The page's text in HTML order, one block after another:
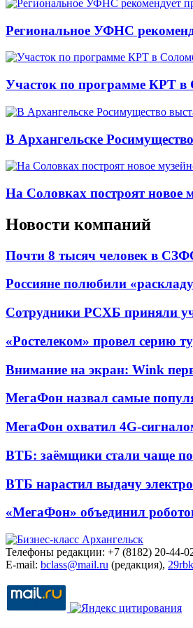
Региональное УФНС
Участок по программе КРТ в
В Архангельске
На Соловках построят новое
Новости компаний
Почти 8 тысяч человек в
Россияне полюбили
Сотрудники РСХБ приняли
«Ростелеком» провел серию
Внимание на экран: Wink
МегаФон назвал самые
МегаФон охватил 4G-
ВТБ: заёмщики стали чаще
ВТБ нарастил выдачу
«МегаФон» объединил
Телефоны редакции: +7 (8182) 20-44-
E-mail: bclass@mail.ru (редакция),